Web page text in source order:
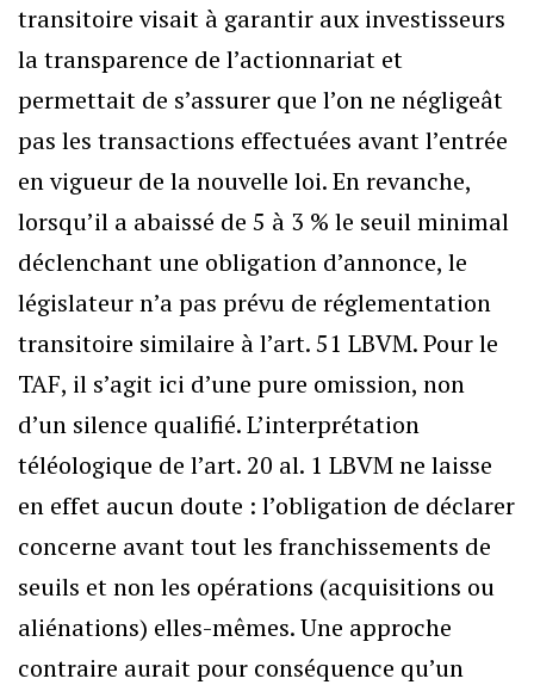
transitoire visait à garantir aux investisseurs
la transparence de l’actionnariat et
permettait de s’assurer que l’on ne négligeât
pas les transactions effectuées avant l’entrée
en vigueur de la nouvelle loi. En revanche,
lorsqu’il a abaissé de 5 à 3 % le seuil minimal
déclenchant une obligation d’annonce, le
législateur n’a pas prévu de réglementation
transitoire similaire à l’art. 51 LBVM. Pour le
TAF, il s’agit ici d’une pure omission, non
d’un silence qualifié. L’interprétation
téléologique de l’art. 20 al. 1 LBVM ne laisse
en effet aucun doute : l’obligation de déclarer
concerne avant tout les franchissements de
seuils et non les opérations (acquisitions ou
aliénations) elles-mêmes. Une approche
contraire aurait pour conséquence qu’un